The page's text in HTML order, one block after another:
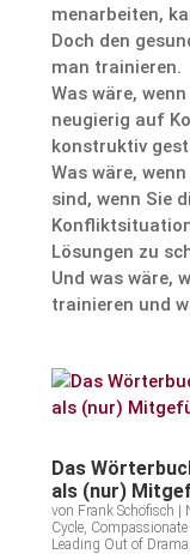
men­ar­beiten,
Doch den
man trainieren.
Was wäre,
neugierig auf
konstruktiv
Was wäre,
sind, wenn Sie
Lösungen zu
Und was wäre,
trainieren und
Das
als (nur)
von Frank Schöfisch
Cycle,
Leading Out of Drama